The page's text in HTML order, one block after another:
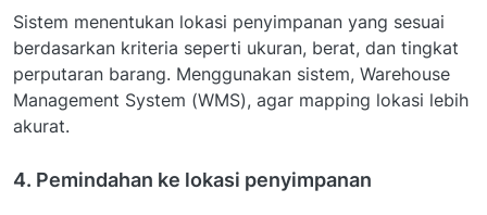
Sistem menentukan lokasi penyimpanan yang sesuai
berdasarkan kriteria seperti ukuran, berat, dan tingkat
perputaran barang. Menggunakan sistem, Warehouse
Management System (WMS), agar mapping lokasi lebih
akurat.
4. Pemindahan ke lokasi penyimpanan